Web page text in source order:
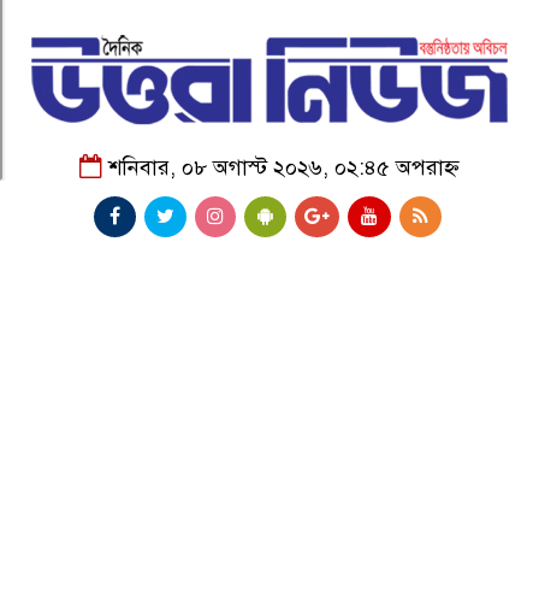
শনিবার, ০৮ অগাস্ট ২০২৬, ০২:৪৫ অপরাহ্ন